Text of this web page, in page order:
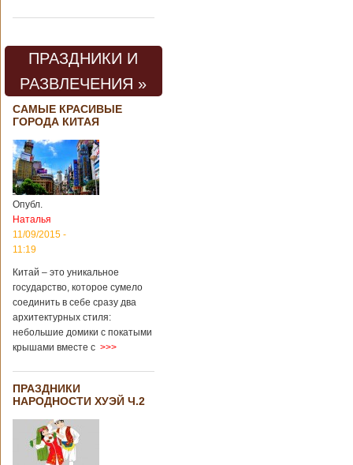
ПРАЗДНИКИ И
РАЗВЛЕЧЕНИЯ »
САМЫЕ КРАСИВЫЕ
ГОРОДА КИТАЯ
Опубл.
Наталья
11/09/2015 -
11:19
Китай – это уникальное
государство, которое сумело
соединить в себе сразу два
архитектурных стиля:
небольшие домики с покатыми
крышами вместе с >>>
ПРАЗДНИКИ
НАРОДНОСТИ ХУЭЙ Ч.2